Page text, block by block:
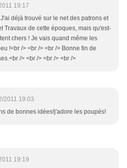
19:17
déjà trouvé sur le net des patrons et
Travaux de cette époques, mais qu'est-
chers ! Je vais quand même les
!<br /> <br /> <br /> Bonne fin de
/> <br /> <br /> <br />
2011 19:03
de bonnes idées!j'adore les poupés!
19:19